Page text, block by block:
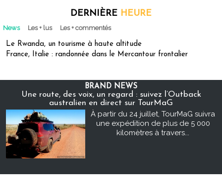
DERNIÈRE HEURE
News Les + lus Les + commentés
Le Rwanda, un tourisme à haute altitude
France, Italie : randonnée dans le Mercantour frontalier
BRAND NEWS
Une route, des voix, un regard : suivez l’Outback
australien en direct sur TourMaG
À partir du 24 juillet, TourMaG suivra
une expédition de plus de 5 000
kilomètres à travers...